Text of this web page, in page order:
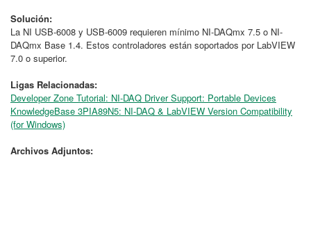
Solución:
La NI USB-6008 y USB-6009 requieren mínimo NI-DAQmx 7.5 o NI-
DAQmx Base 1.4. Estos controladores están soportados por LabVIEW
7.0 o superior.
Ligas Relacionadas:
Developer Zone Tutorial: NI-DAQ Driver Support: Portable Devices
KnowledgeBase 3PIA89N5: NI-DAQ & LabVIEW Version Compatibility
(for Windows)
Archivos Adjuntos: